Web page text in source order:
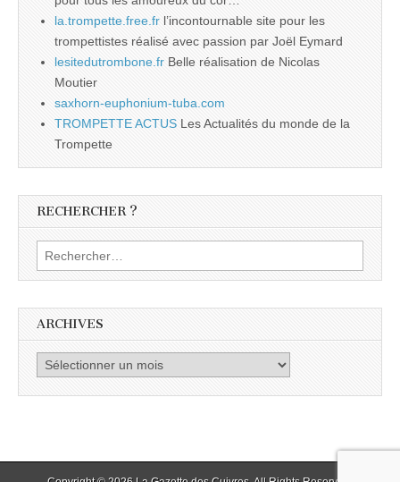
la.trompette.free.fr l’incontournable site pour les
trompettistes réalisé avec passion par Joël Eymard
lesitedutrombone.fr Belle réalisation de Nicolas
Moutier
saxhorn-euphonium-tuba.com
TROMPETTE ACTUS Les Actualités du monde de la
Trompette
RECHERCHER ?
Rechercher :
ARCHIVES
Archives